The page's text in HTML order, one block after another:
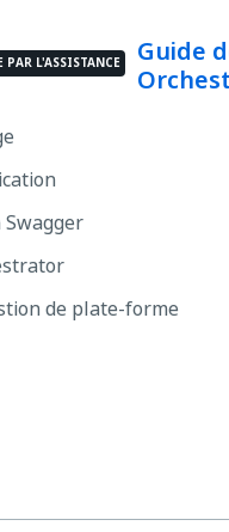
L'ASSISTANCE
Guide
de plate-forme